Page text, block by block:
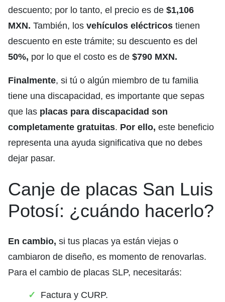
descuento; por lo tanto, el precio es de $1,106
MXN. También, los vehículos eléctricos tienen
descuento en este trámite; su descuento es del
50%, por lo que el costo es de $790 MXN.
Finalmente, si tú o algún miembro de tu familia
tiene una discapacidad, es importante que sepas
que las placas para discapacidad son
completamente gratuitas. Por ello, este beneficio
representa una ayuda significativa que no debes
dejar pasar.
Canje de placas San Luis
Potosí: ¿cuándo hacerlo?
En cambio, si tus placas ya están viejas o
cambiaron de diseño, es momento de renovarlas.
Para el cambio de placas SLP, necesitarás:
Factura y CURP.